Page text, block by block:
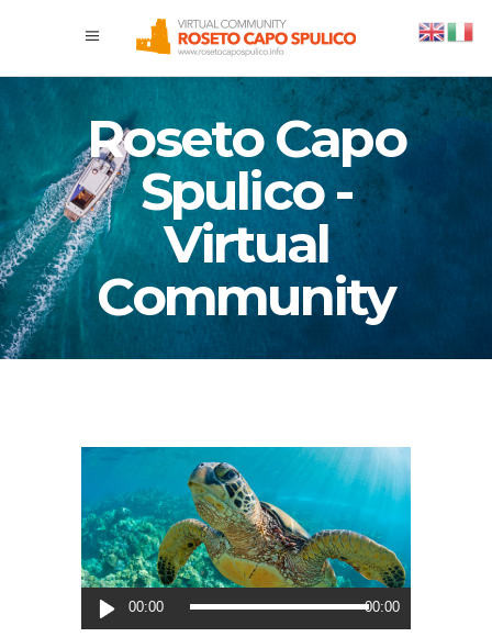
Roseto Capo
Spulico -
Virtual
Community
Audio
Player
00:00 00:00